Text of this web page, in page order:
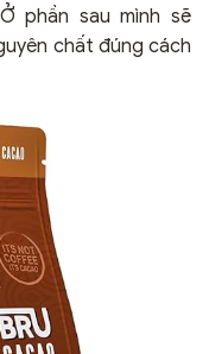
phần sau mình sẽ
chất đúng cách